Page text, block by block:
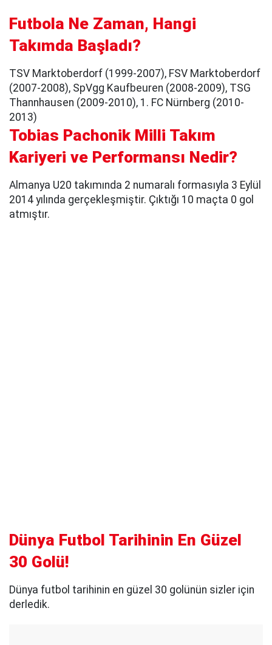
Futbola Ne Zaman, Hangi
Takımda Başladı?
TSV Marktoberdorf (1999-2007), FSV Marktoberdorf
(2007-2008), SpVgg Kaufbeuren (2008-2009), TSG
Thannhausen (2009-2010), 1. FC Nürnberg (2010-
2013)
Tobias Pachonik Milli Takım
Kariyeri ve Performansı Nedir?
Almanya U20 takımında 2 numaralı formasıyla 3 Eylül
2014 yılında gerçekleşmiştir. Çıktığı 10 maçta 0 gol
atmıştır.
Dünya Futbol Tarihinin En Güzel
30 Golü!
Dünya futbol tarihinin en güzel 30 golünün sizler için
derledik.